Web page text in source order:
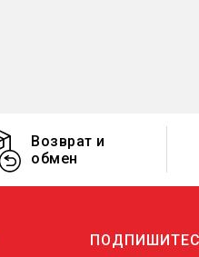
Возврат и
обмен